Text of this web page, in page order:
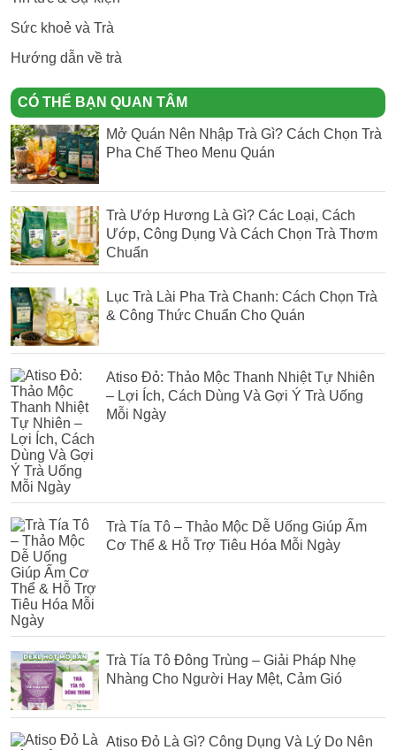
Sức khoẻ và Trà
Hướng dẫn về trà
CÓ THỂ BẠN QUAN TÂM
Mở Quán Nên Nhập Trà Gì? Cách Chọn Trà
Pha Chế Theo Menu Quán
Trà Ướp Hương Là Gì? Các Loại, Cách
Ướp, Công Dụng Và Cách Chọn Trà Thơm
Chuẩn
Lục Trà Lài Pha Trà Chanh: Cách Chọn Trà
& Công Thức Chuẩn Cho Quán
Atiso Đỏ: Thảo Mộc Thanh Nhiệt Tự Nhiên
– Lợi Ích, Cách Dùng Và Gợi Ý Trà Uống
Mỗi Ngày
Trà Tía Tô – Thảo Mộc Dễ Uống Giúp Ấm
Cơ Thể & Hỗ Trợ Tiêu Hóa Mỗi Ngày
Trà Tía Tô Đông Trùng – Giải Pháp Nhẹ
Nhàng Cho Người Hay Mệt, Cảm Gió
Atiso Đỏ Là Gì? Công Dụng Và Lý Do Nên